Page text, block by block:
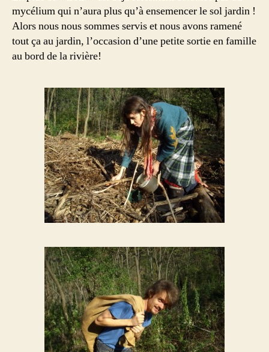
mycélium qui n’aura plus qu’à ensemencer le sol jardin !
Alors nous nous sommes servis et nous avons ramené
tout ça au jardin, l’occasion d’une petite sortie en famille
au bord de la rivière!